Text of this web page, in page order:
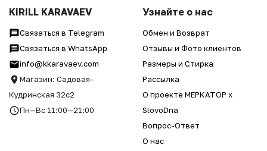
KIRILL KARAVAEV
Связаться в Telegram
Связаться в WhatsApp
info@kkaravaev.com
Магазин: Садовая-
Кудринская 32с2
Пн—Вс 11:00—21:00
Узнайте о нас
Обмен и Возврат
Отзывы и Фото клиентов
Размеры и Стирка
Рассылка
О проекте МЕРКАТОР x
SlovoDna
Вопрос-Ответ
О нас